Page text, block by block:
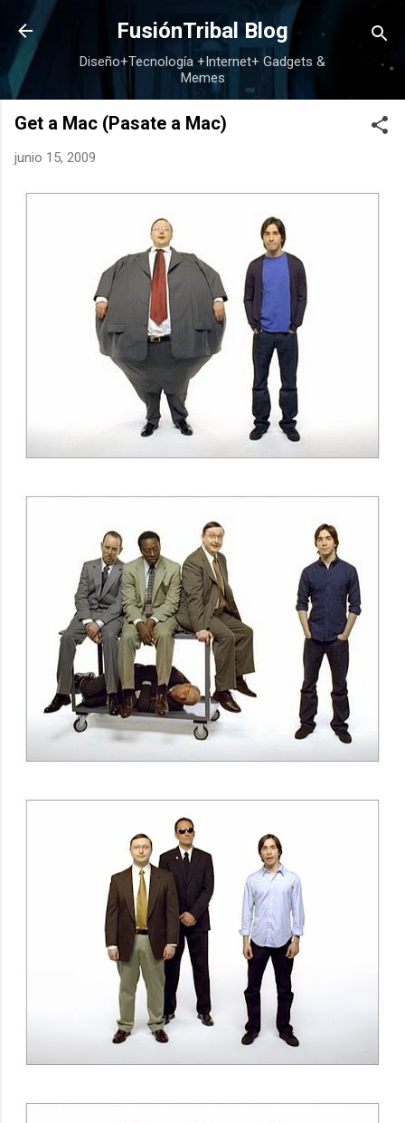
Ir al contenido principal
FusiónTribal Blog
Diseño+Tecnología +Internet+ Gadgets &
Memes
Get a Mac (Pasate a Mac)
junio 15, 2009